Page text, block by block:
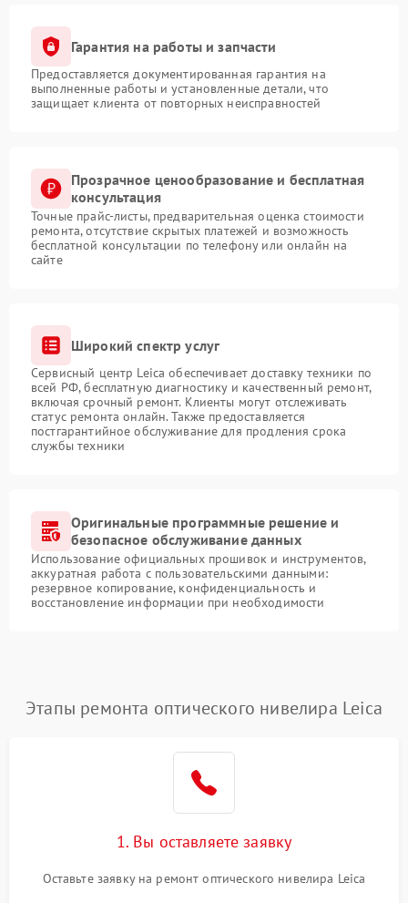
Гарантия на работы и запчасти
Предоставляется документированная гарантия на
выполненные работы и установленные детали, что
защищает клиента от повторных неисправностей
Прозрачное ценообразование и бесплатная
консультация
Точные прайс-листы, предварительная оценка стоимости
ремонта, отсутствие скрытых платежей и возможность
бесплатной консультации по телефону или онлайн на
сайте
Широкий спектр услуг
Сервисный центр Leica обеспечивает доставку техники по
всей РФ, бесплатную диагностику и качественный ремонт,
включая срочный ремонт. Клиенты могут отслеживать
статус ремонта онлайн. Также предоставляется
постгарантийное обслуживание для продления срока
службы техники
Оригинальные программные решение и
безопасное обслуживание данных
Использование официальных прошивок и инструментов,
аккуратная работа с пользовательскими данными:
резервное копирование, конфиденциальность и
восстановление информации при необходимости
Этапы ремонта оптического нивелира Leica
1. Вы оставляете заявку
Оставьте заявку на ремонт оптического нивелира Leica